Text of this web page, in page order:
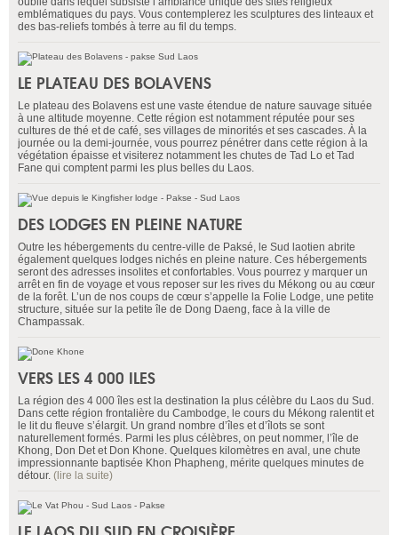
emblématiques du pays. Vous contemplerez les sculptures des linteaux et
des bas-reliefs tombés à terre au fil du temps.
LE PLATEAU DES BOLAVENS
Le plateau des Bolavens est une vaste étendue de nature sauvage située
à une altitude moyenne. Cette région est notamment réputée pour ses
cultures de thé et de café, ses villages de minorités et ses cascades. À la
journée ou la demi-journée, vous pourrez pénétrer dans cette région à la
végétation épaisse et visiterez notamment les chutes de Tad Lo et Tad
Fane qui comptent parmi les plus belles du Laos.
DES LODGES EN PLEINE NATURE
Outre les hébergements du centre-ville de Paksé, le Sud laotien abrite
également quelques lodges nichés en pleine nature. Ces hébergements
seront des adresses insolites et confortables. Vous pourrez y marquer un
arrêt en fin de voyage et vous reposer sur les rives du Mékong ou au cœur
de la forêt. L’un de nos coups de cœur s’appelle la Folie Lodge, une petite
structure, située sur la petite île de Dong Daeng, face à la ville de
Champassak.
VERS LES 4 000 ILES
La région des 4 000 îles est la destination la plus célèbre du Laos du Sud.
Dans cette région frontalière du Cambodge, le cours du Mékong ralentit et
le lit du fleuve s’élargit. Un grand nombre d’îles et d’îlots se sont
naturellement formés. Parmi les plus célèbres, on peut nommer, l’île de
Khong, Don Det et Don Khone. Quelques kilomètres en aval, une chute
impressionnante baptisée Khon Phapheng, mérite quelques minutes de
détour. (lire la suite)